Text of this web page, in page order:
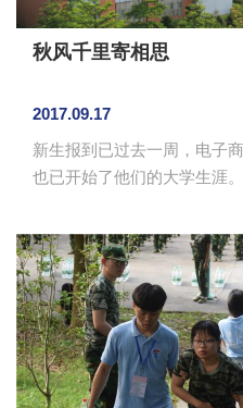
秋风千里寄相思
2017.09.17
新生报到已过去一周，电子
也已开始了他们的大学生涯
影，是否还记得母亲偷偷抹
是为了团聚，唯有父母的爱，指
的家书，只想告诉父母，我们在
爸妈妈们： 见信安好！我们用了十二年考上了广商，
却用了二十年才懂得牵挂。
了的还是家。有人说，人的